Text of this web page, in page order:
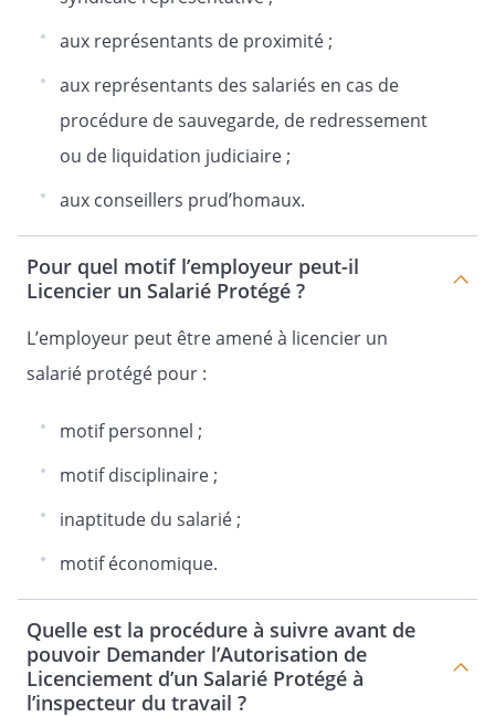
aux représentants de proximité ;
aux représentants des salariés en cas de
procédure de sauvegarde, de redressement
ou de liquidation judiciaire ;
aux conseillers prud’homaux.
Pour quel motif l’employeur peut-il
Licencier un Salarié Protégé ?
L’employeur peut être amené à licencier un
salarié protégé pour :
motif personnel ;
motif disciplinaire ;
inaptitude du salarié ;
motif économique.
Quelle est la procédure à suivre avant de
pouvoir Demander l’Autorisation de
Licenciement d’un Salarié Protégé à
l’inspecteur du travail ?